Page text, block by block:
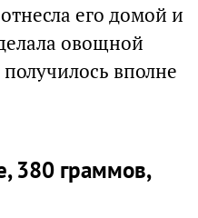
его домой и
овощной
вполне
380 граммов,